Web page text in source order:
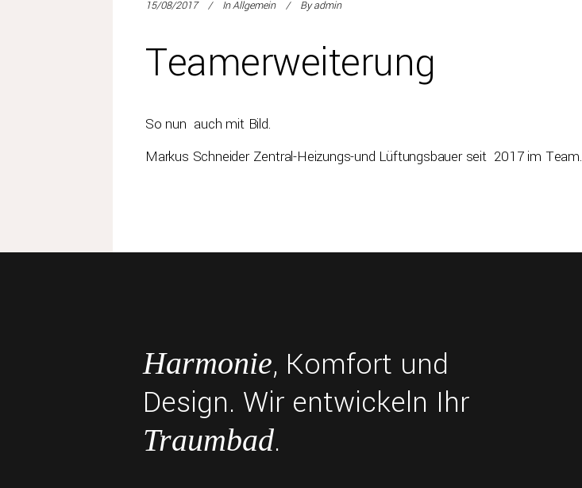
15/08/2017 InAllgemein By admin
Teamerweiterung
So nun auch mit Bild.
Markus Schneider Zentral-Heizungs-und Lüftungsbauer seit 2017 im Team.
Harmonie, Komfort und
Design. Wir entwickeln Ihr
Traumbad.